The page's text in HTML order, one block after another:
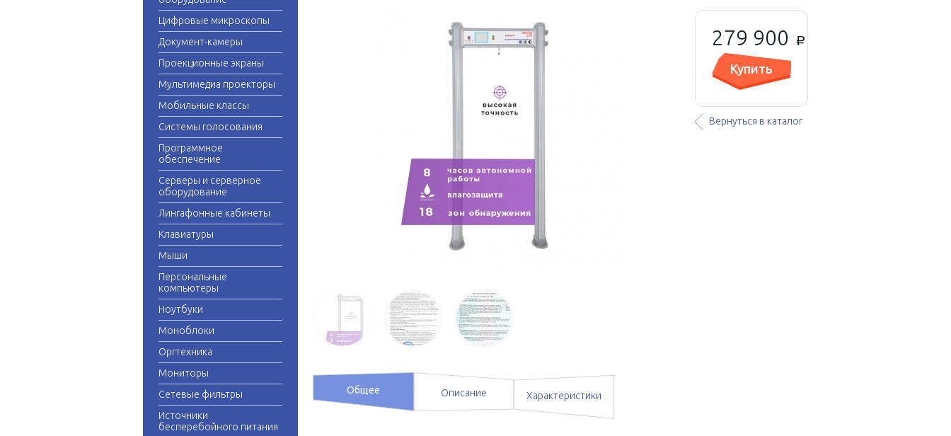
Цифровые микроскопы
Документ-камеры
Проекционные экраны
Мультимедиа проекторы
Мобильные классы
Системы голосования
Программное
обеспечение
Серверы и серверное
оборудование
Лингафонные кабинеты
Клавиатуры
Мыши
Персональные
компьютеры
Ноутбуки
Моноблоки
Оргтехника
Мониторы
Сетевые фильтры
Источники
бесперебойного питания
279 900 a
Купить
Вернуться в каталог
Общее Описание Характеристики